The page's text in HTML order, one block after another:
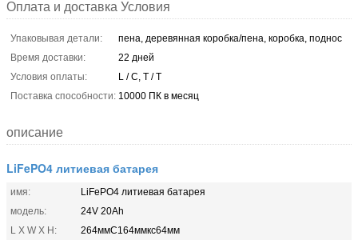
Оплата и доставка Условия
Упаковывая детали:
пена, деревянная коробка/пена, коробка, поднос
Время доставки:
22 дней
Условия оплаты:
L / C, T / T
Поставка способности: 10000 ПК в месяц
описание
LiFePO4 литиевая батарея
имя:
LiFePO4 литиевая батарея
модель:
24V 20Ah
L X W X H:
264ммС164ммкс64мм